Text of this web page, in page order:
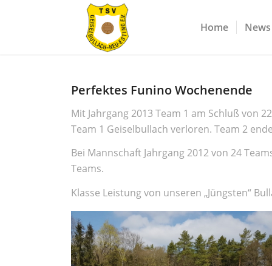
Home News
Perfektes Funino Wochenende
Mit Jahrgang 2013 Team 1 am Schluß von
Team 1 Geiselbullach verloren. Team 2
Bei Mannschaft Jahrgang 2012 von 24
Teams.
Klasse Leistung von unseren „Jüngsten“